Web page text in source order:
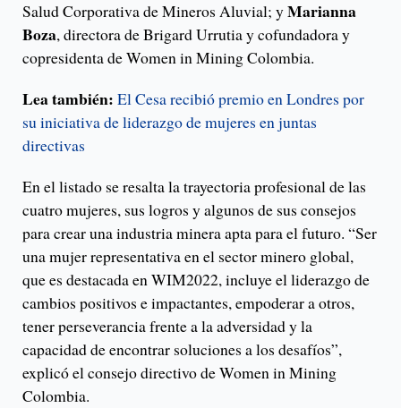
Salud Corporativa de Mineros Aluvial; yMarianna
Boza, directora de Brigard Urrutia y cofundadora y
copresidenta de Women in Mining Colombia.
Lea también: El Cesa recibió premio en Londres por
su iniciativa de liderazgo de mujeres en juntas
directivas
En el listado se resalta la trayectoria profesional de las
cuatro mujeres, sus logros y algunos de sus consejos
para crear una industria minera apta para el futuro. “Ser
una mujer representativa en el sector minero global,
que es destacada en WIM2022, incluye el liderazgo de
cambios positivos e impactantes, empoderar a otros,
tener perseverancia frente a la adversidad y la
capacidad de encontrar soluciones a los desafíos”,
explicó el consejo directivo de Women in Mining
Colombia.